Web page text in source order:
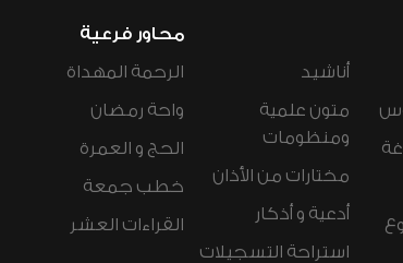
أناشيد
متون علمية
ومنظومات
مختارات من الأذان
أدعية و أذكار
استراحة التسجيلات
محاور فرعية
الرحمة المهداة
واحة رمضان
الحج و العمرة
خطب جمعة
القراءات العشر